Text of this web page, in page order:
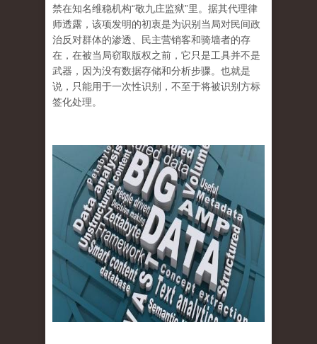
禁在知名维稳机构“敬九庄监狱”里。据其代理律
师透露，该项发明的初衷是为识别当局对民间政
治反对群体的渗透、民主营销客和骑墙者的存
在，在被当局窃取版权之前，它只是工具并不是
武器，因为没有数据存储和分析步骤。也就是
说，只能用于一次性识别，不至于将被识别方标
签化处理。